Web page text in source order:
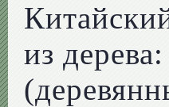
из